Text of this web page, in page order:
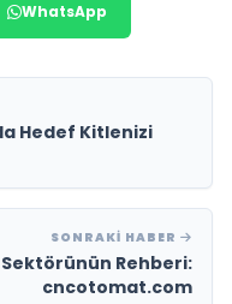
WhatsApp
Hedef Kitlenizi
SONRAKI HABER
Rehberi:
cncotomat.com